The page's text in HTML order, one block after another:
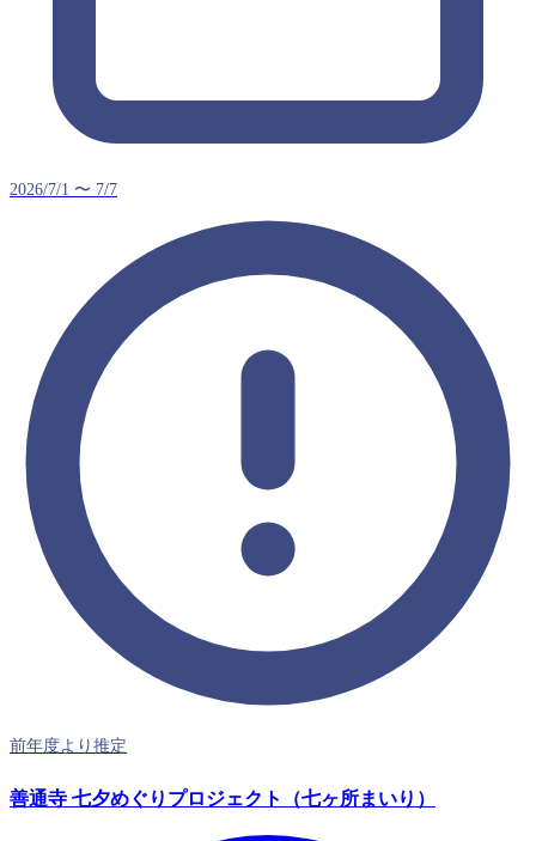
2026/7/1 〜 7/7
前年度より推定
善通寺 七夕めぐりプロジェクト（七ヶ所まいり）